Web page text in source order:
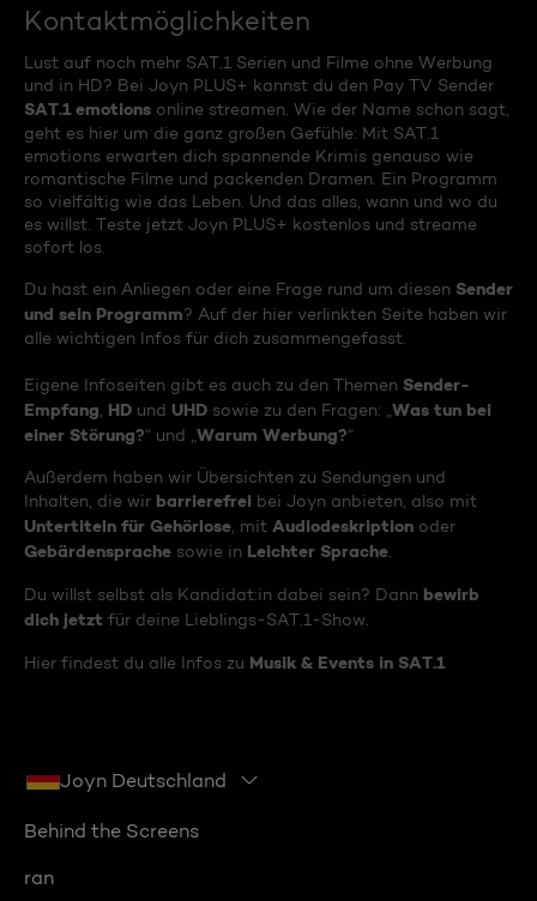
Kontaktmöglichkeiten
Lust auf noch mehr SAT.1 Serien und Filme ohne Werbung
und in HD? Bei Joyn PLUS+ kannst du den Pay TV Sender
SAT.1 emotions online streamen. Wie der Name schon sagt,
geht es hier um die ganz großen Gefühle: Mit SAT.1
emotions erwarten dich spannende Krimis genauso wie
romantische Filme und packenden Dramen. Ein Programm
so vielfältig wie das Leben. Und das alles, wann und wo du
es willst. Teste jetzt Joyn PLUS+ kostenlos und streame
sofort los.
Du hast ein Anliegen oder eine Frage rund um diesen Sender
und sein Programm? Auf der hier verlinkten Seite haben wir
alle wichtigen Infos für dich zusammengefasst.
Eigene Infoseiten gibt es auch zu den Themen Sender-
Empfang HD und UHD sowie zu den Fragen: „ Was tun bei
einer Störung?“ und „ Warum Werbung?“
Außerdem haben wir Übersichten zu Sendungen und
Inhalten, die wir barrierefrei bei Joyn anbieten, also mit
Untertiteln für Gehörlose , mit Audiodeskription oder
Gebärdensprache sowie in Leichter Sprache
Du willst selbst als Kandidat:in dabei sein? Dann bewirb
dich jetzt für deine Lieblings-SAT.1-Show.
Hier findest du alle Infos zu Musik & Events in SAT.1
Joyn Deutschland
Behind the Screens
ran